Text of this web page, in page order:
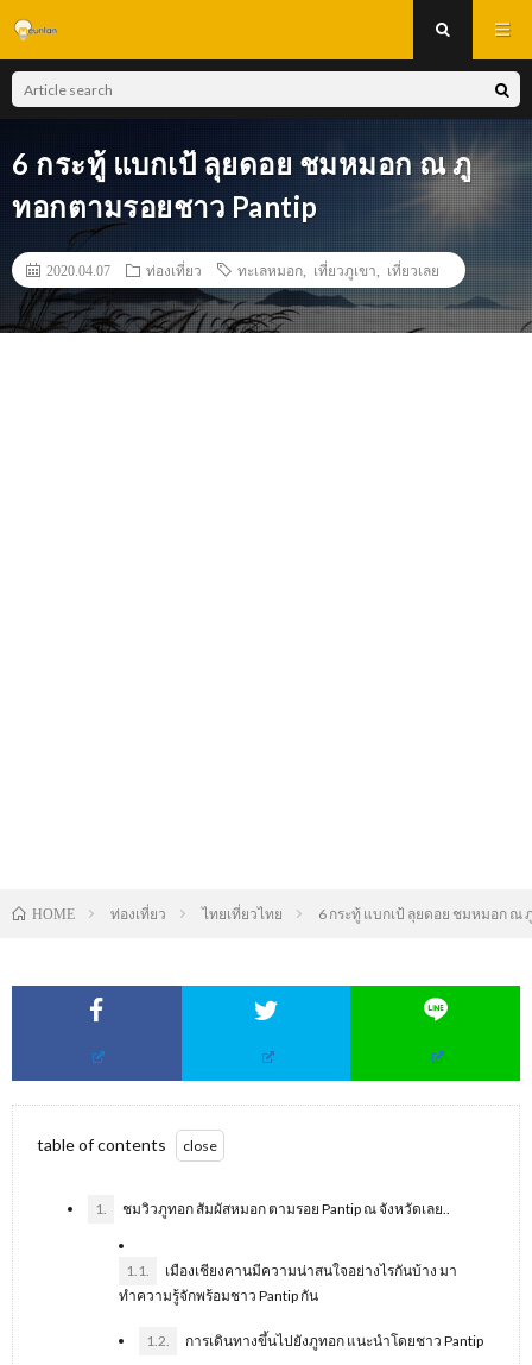
6 กระทู้ แบกเป้ ลุยดอย ชมหมอก ณ ภู
ทอกตามรอยชาว Pantip
2020.04.07 ท่องเที่ยว ทะเลหมอก เที่ยวภูเขา เที่ยวเลย
HOME ท่องเที่ยว ไทยเที่ยวไทย 6 กระทู้ แบกเป้ ลุยดอย ชมหมอก ณ
table of contents
1. ชมวิวภูทอก สัมผัสหมอก ตามรอย Pantip ณ จังหวัดเลย..
1.1.
เมืองเชียงคานมีความน่าสนใจอย่างไรกันบ้าง มา
ทำความรู้จักพร้อมชาว Pantip กัน
1.2. การเดินทางขึ้นไปยังภูทอก แนะนำโดยชาว Pantip